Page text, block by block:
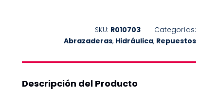
REPUESTOSSKU: R010703
Categorías:
Abrazaderas, Hidráulica, Repuestos
Descripción del Producto